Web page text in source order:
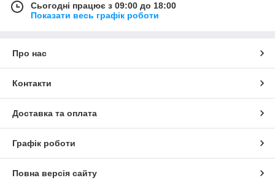
Сьогодні працює з 09:00 до 18:00
Показати весь графік роботи
Про нас
Контакти
Доставка та оплата
Графік роботи
Повна версія сайту